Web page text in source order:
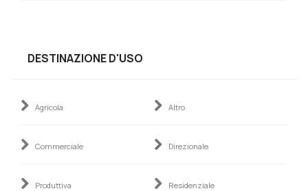
DESTINAZIONE D'USO
Agricola Altro
Commerciale Direzionale
Produttiva Residenziale